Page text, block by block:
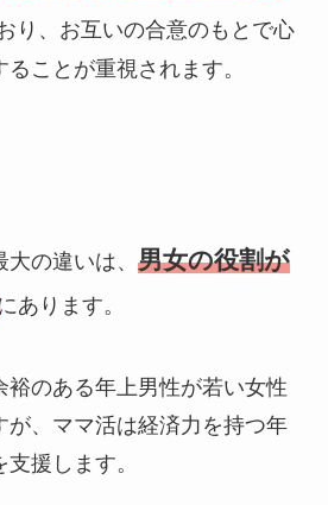
り、お互いの合意のもとで心
ことが重視されます。
の違いは、 男女の役割が
あります。
裕のある年上男性が若い女性
が、ママ活は経済力を持つ年
支援します。